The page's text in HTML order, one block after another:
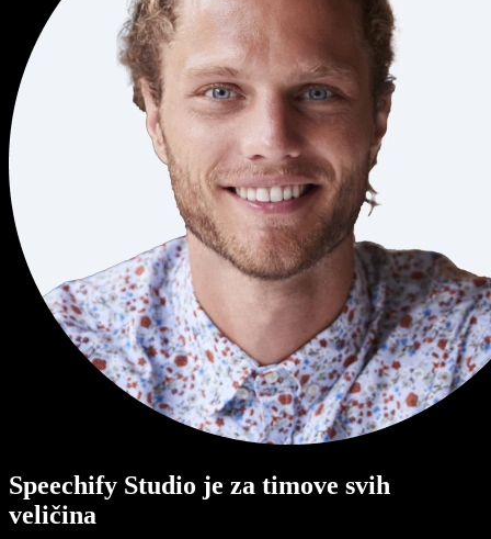
Speechify Studio je za timove svih
veličina